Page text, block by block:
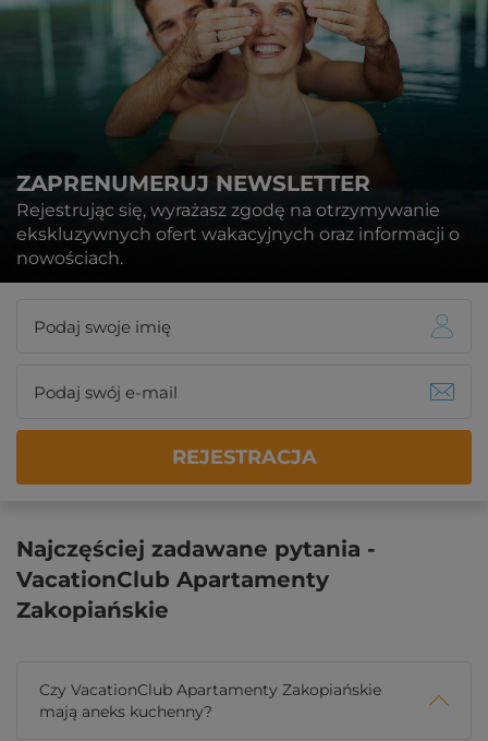
ZAPRENUMERUJ NEWSLETTER
Rejestrując się, wyrażasz zgodę na otrzymywanie
ekskluzywnych ofert wakacyjnych oraz informacji o
nowościach.
REJESTRACJA
Najczęściej zadawane pytania -
VacationClub Apartamenty
Zakopiańskie
Czy VacationClub Apartamenty Zakopiańskie
mają aneks kuchenny?